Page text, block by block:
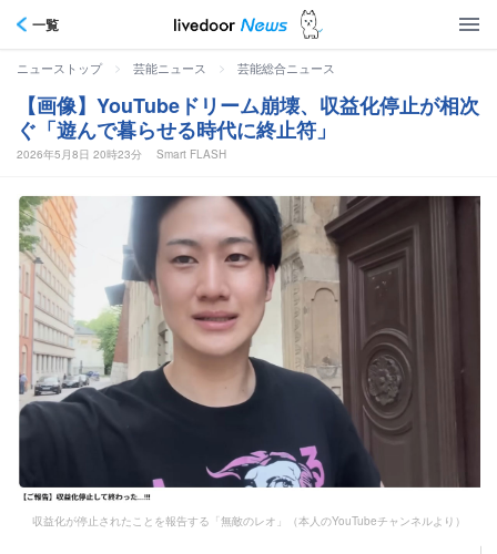
一覧
ニューストップ > 芸能ニュース > 芸能総合ニュース
【画像】YouTubeドリーム崩壊、収益化停止が相次
ぐ「遊んで暮らせる時代に終止符」
2026年5月8日 20時23分 Smart FLASH
収益化が停止されたことを報告する「無敵のレオ」（本人のYouTubeチャンネルより）